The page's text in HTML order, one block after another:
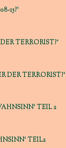
15?‘
TERRORIST?‘
DER TERRORIST?‘
TEIL 2
TEIL2